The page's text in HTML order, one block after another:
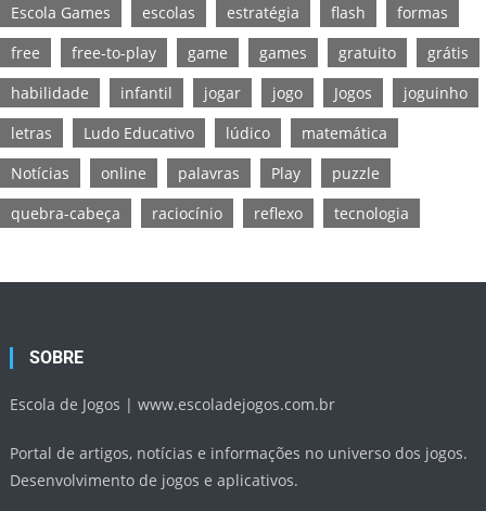
Escola Games
escolas estratégia flash
formas
free
free-to-play game games gratuito
grátis
habilidade
infantil jogar jogo Jogos
joguinho
letras
Ludo Educativo lúdico
matemática
Notícias
online palavras Play
puzzle
quebra-cabeça
raciocínio reflexo tecnologia
SOBRE
Escola de Jogos |www.escoladejogos.com.br
Portal de artigos, notícias e informações no universo dos jogos.
Desenvolvimento de jogos e aplicativos.